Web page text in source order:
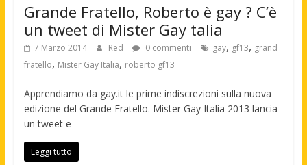
Grande Fratello, Roberto è gay ? C’è
un tweet di Mister Gay talia
7 Marzo 2014 Red 0 commenti gay, gf13, grand
fratello, Mister Gay Italia, roberto gf13
Apprendiamo da gay.it le prime indiscrezioni sulla nuova
edizione del Grande Fratello. Mister Gay Italia 2013 lancia
un tweet e
Leggi tutto